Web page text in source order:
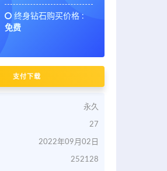
终身钻石购买价格 :
免费
支付下载
永久
27
2022年09月02日
252128